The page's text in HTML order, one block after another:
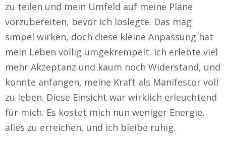
zu teilen und mein Umfeld auf meine Pläne
vorzubereiten, bevor ich loslegte. Das mag
simpel wirken, doch diese kleine Anpassung hat
mein Leben völlig umgekrempelt. Ich erlebte viel
mehr Akzeptanz und kaum noch Widerstand, und
konnte anfangen, meine Kraft als Manifestor voll
zu leben. Diese Einsicht war wirklich erleuchtend
für mich. Es kostet mich nun weniger Energie,
alles zu erreichen, und ich bleibe ruhig.